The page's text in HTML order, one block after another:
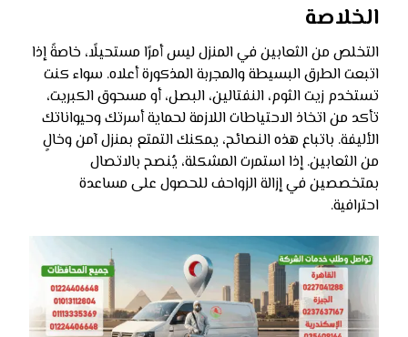
الخلاصة
التخلص من الثعابين في المنزل ليس أمرًا مستحيلًا، خاصةً إذا
اتبعت الطرق البسيطة والمجربة المذكورة أعلاه. سواء كنت
تستخدم زيت الثوم، النفتالين، البصل، أو مسحوق الكبريت،
تأكد من اتخاذ الاحتياطات اللازمة لحماية أسرتك وحيواناتك
الأليفة. باتباع هذه النصائح، يمكنك التمتع بمنزل آمن وخالٍ
من الثعابين. إذا استمرت المشكلة، يُنصح بالاتصال
بمتخصصين في إزالة الزواحف للحصول على مساعدة
احترافية.